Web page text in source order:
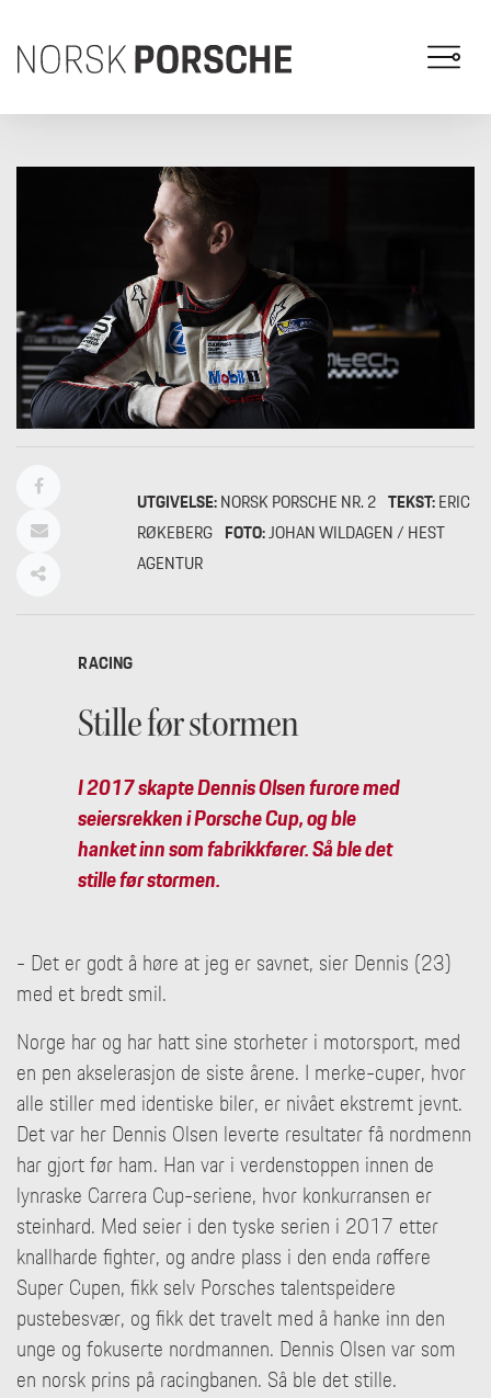
UTGIVELSE:NORSK PORSCHE NR. 2 TEKST:ERIC
RØKEBERG FOTO:JOHAN WILDAGEN / HEST
AGENTUR
RACING
Stille før stormen
I 2017 skapte Dennis Olsen furore med
seiersrekken i Porsche Cup, og ble
hanket inn som fabrikkfører. Så ble det
stille før stormen.
- Det er godt å høre at jeg er savnet, sier Dennis (23)
med et bredt smil.
Norge har og har hatt sine storheter i motorsport, med
en pen akselerasjon de siste årene. I merke-cuper, hvor
alle stiller med identiske biler, er nivået ekstremt jevnt.
Det var her Dennis Olsen leverte resultater få nordmenn
har gjort før ham. Han var i verdenstoppen innen de
lynraske Carrera Cup-seriene, hvor konkurransen er
steinhard. Med seier i den tyske serien i 2017 etter
knallharde fighter, og andre plass i den enda røffere
Super Cupen, fikk selv Porsches talentspeidere
pustebesvær, og fikk det travelt med å hanke inn den
unge og fokuserte nordmannen. Dennis Olsen var som
en norsk prins på racingbanen. Så ble det stille.